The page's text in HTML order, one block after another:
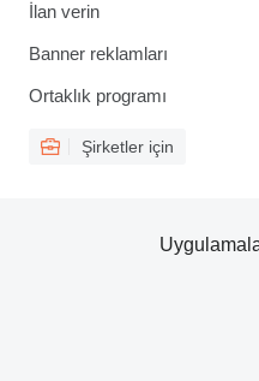
İlan verin
Banner reklamları
Ortaklık programı
Şirketler için